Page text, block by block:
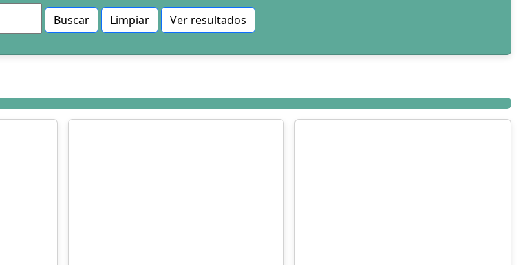
Buscar Limpiar Ver resultados